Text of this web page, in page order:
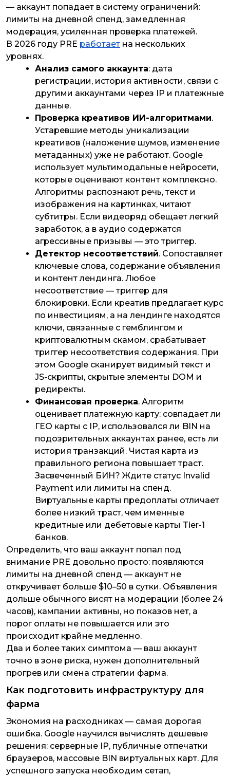
— аккаунт попадает в систему ограничений:
лимиты на дневной спенд, замедленная
модерация, усиленная проверка платежей.
В 2026 году PRE работает на нескольких
уровнях.
Анализ самого аккаунта: дата
регистрации, история активности, связи с
другими аккаунтами через IP и платежные
данные.
Проверка креативов ИИ-алгоритмами.
Устаревшие методы уникализации
креативов (наложение шумов, изменение
метаданных) уже не работают. Google
использует мультимодальные нейросети,
которые оценивают контент комплексно.
Алгоритмы распознают речь, текст и
изображения на картинках, читают
субтитры. Если видеоряд обещает легкий
заработок, а в аудио содержатся
агрессивные призывы — это триггер.
Детектор несоответствий. Сопоставляет
ключевые слова, содержание объявления
и контент лендинга. Любое
несоответствие — триггер для
блокировки. Если креатив предлагает курс
по инвестициям, а на лендинге находятся
ключи, связанные с гемблингом и
криптовалютным скамом, срабатывает
триггер несоответствия содержания. При
этом Google сканирует видимый текст и
JS-скрипты, скрытые элементы DOM и
редиректы.
Финансовая проверка. Алгоритм
оценивает платежную карту: совпадает ли
ГЕО карты с IP, использовался ли BIN на
подозрительных аккаунтах ранее, есть ли
история транзакций. Чистая карта из
правильного региона повышает траст.
Засвеченный БИН? Ждите статус Invalid
Payment или лимиты на спенд.
Виртуальные карты предоплаты отличает
более низкий траст, чем именные
кредитные или дебетовые карты Tier-1
банков.
Определить, что ваш аккаунт попал под
внимание PRE довольно просто: появляются
лимиты на дневной спенд — аккаунт не
откручивает больше $10–50 в сутки. Объявления
дольше обычного висят на модерации (более 24
часов), кампании активны, но показов нет, а
порог оплаты не повышается или это
происходит крайне медленно.
Два и более таких симптома — ваш аккаунт
точно в зоне риска, нужен дополнительный
прогрев или смена стратегии фарма.
Как подготовить инфраструктуру для
фарма
Экономия на расходниках — самая дорогая
ошибка. Google научился вычислять дешевые
решения: серверные IP, публичные отпечатки
браузеров, массовые BIN виртуальных карт. Для
успешного запуска необходим сетап,